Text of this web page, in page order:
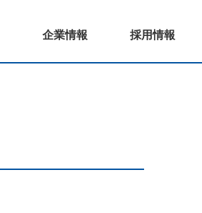
企業情報 採用情報